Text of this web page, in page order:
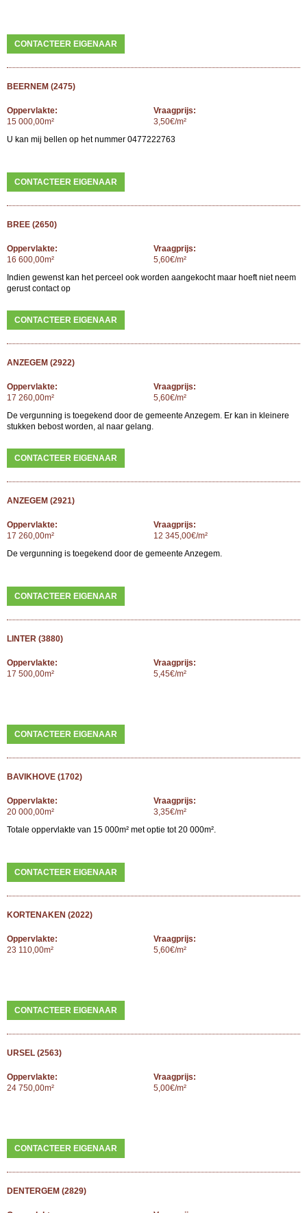
CONTACTEER EIGENAAR
BEERNEM (2475)
Oppervlakte:
15 000,00m²
Vraagprijs:
3,50€/m²
U kan mij bellen op het nummer 0477222763
CONTACTEER EIGENAAR
BREE (2650)
Oppervlakte:
16 600,00m²
Vraagprijs:
5,60€/m²
Indien gewenst kan het perceel ook worden aangekocht maar hoeft niet neem
gerust contact op
CONTACTEER EIGENAAR
ANZEGEM (2922)
Oppervlakte:
17 260,00m²
Vraagprijs:
5,60€/m²
De vergunning is toegekend door de gemeente Anzegem. Er kan in kleinere
stukken bebost worden, al naar gelang.
CONTACTEER EIGENAAR
ANZEGEM (2921)
Oppervlakte:
17 260,00m²
Vraagprijs:
12 345,00€/m²
De vergunning is toegekend door de gemeente Anzegem.
CONTACTEER EIGENAAR
LINTER (3880)
Oppervlakte:
17 500,00m²
Vraagprijs:
5,45€/m²
CONTACTEER EIGENAAR
BAVIKHOVE (1702)
Oppervlakte:
20 000,00m²
Vraagprijs:
3,35€/m²
Totale oppervlakte van 15 000m² met optie tot 20 000m².
CONTACTEER EIGENAAR
KORTENAKEN (2022)
Oppervlakte:
23 110,00m²
Vraagprijs:
5,60€/m²
CONTACTEER EIGENAAR
URSEL (2563)
Oppervlakte:
24 750,00m²
Vraagprijs:
5,00€/m²
CONTACTEER EIGENAAR
DENTERGEM (2829)